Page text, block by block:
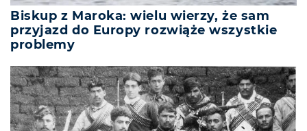
Biskup z Maroka: wielu wierzy, że sam
przyjazd do Europy rozwiąże wszystkie
problemy